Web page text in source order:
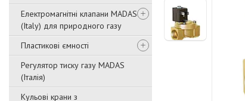
Електромагнітні клапани MADAS
(Italy) для природного газу
Пластикові ємності
Регулятор тиску газу MADAS
(Італія)
Кульові крани з